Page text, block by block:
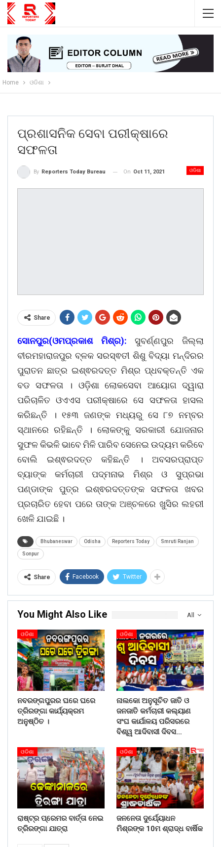
Home ଓଡିଶା
ପ୍ରଶାସନିକ ସେବା ପରୀକ୍ଷାରେ
ସଫଳତା
ଓଡିଶା
By Reporters Today Bureau On Oct 11, 2021
Share
ସୋନପୁର(ଓମପ୍ରକାଶ ମିଶ୍ର):
ସୁବର୍ଣ୍ଣପୁର ଜିଲ୍ଲା
ବୀରମହାରାଜପୁର ବ୍ଳକ ସରସ୍ଵତୀ ଶିଶୁ ବିଦ୍ୟା ମନ୍ଦିରର
ପୁରାତନ ଛାତ୍ର ଇଶ୍ଵରଦତ୍ତ ମିଶ୍ର ପ୍ଧବକ୍ତନ୍ତି ଏକ
ବଡ ସଫଳତା । ଓଡ଼ିଶା ଲୋକସେବା ଆୟୋଗ ଦ୍ୱାରା
ପରିଚାଳିତ ଓଏଏସ ପରୀକ୍ଷାରେ ସେ ସଫଳତା ହାସଲ
କରିଛନ୍ତି । ୧୫୩ ଜଣଙ୍କ ମଧ୍ୟରୁ ସେ ୮୭ ନମ୍ବର
ସ୍ଥାନରେ ରହିଛନ୍ତି । ଲୋକଙ୍କୁ ସରକାରୀ ଯୋଜନାର
ସୁଫଳ କିଭଳି ଭାବେ ମିଳି ପାରିବ ସେନେଇ ଉଦ୍ୟମ କରିବେ
ବୋଲି ଇଶ୍ଵରଦତ୍ତ କହିଛନ୍ତି । ଅବସରପ୍ରାପ୍ତ
ବ୍ୟାଙ୍କ କର୍ମଚାରୀ ପଦ୍ମନାଭ ମିଶ୍ର ଓ ସୁପ୍ରଭା
ପଣ୍ଡାଙ୍କ ପୁତ୍ର ଇଶ୍ଵରଦତ୍ତଙ୍କ ସଫଳତା ଖବର
ପ୍ରଚାରିତ ହେବା ପରେ ତାଙ୍କ ଅଞ୍ଚଳରେ ଖୁସିର ଲହରୀ
ଖେଳି ଯାଇଛି ।
Bhubaneswar Odisha Reporters Today Smruti Ranjan
Sonpur
Share Facebook Twitter
All
You Might Also Like
ଓଡିଶା
ନବରଙ୍ଗପୁରର ଘରେ ଘରେ
ତ୍ରିରଙ୍ଗା କାର୍ଯ୍ୟକ୍ରମ
ଅନୁଷ୍ଠିତ ।
ଓଡିଶା
ନାଲକୋ ଅନୁସୂଚିତ ଜାତି ଓ
ଜନଜାତି କର୍ମଚାରୀ କଲ୍ୟାଣ
ସଂଘ କାର୍ଯାଳୟ ପରିସରରେ
ବିଶ୍ୱ ଆଦିବାସୀ ଦିବସ…
ଓଡିଶା
ରାଷ୍ଟ୍ର ପ୍ରେମର ବାର୍ତ୍ତା ନେଇ
ତ୍ରିରଙ୍ଗା ଯାତ୍ରା
ଓଡିଶା
ଜନନେତା ଦୁର୍ଯ୍ୟୋଧନ
ମିଶ୍ରଙ୍କ 10ମ ଶ୍ରାଦ୍ଧ ବାର୍ଷିକ